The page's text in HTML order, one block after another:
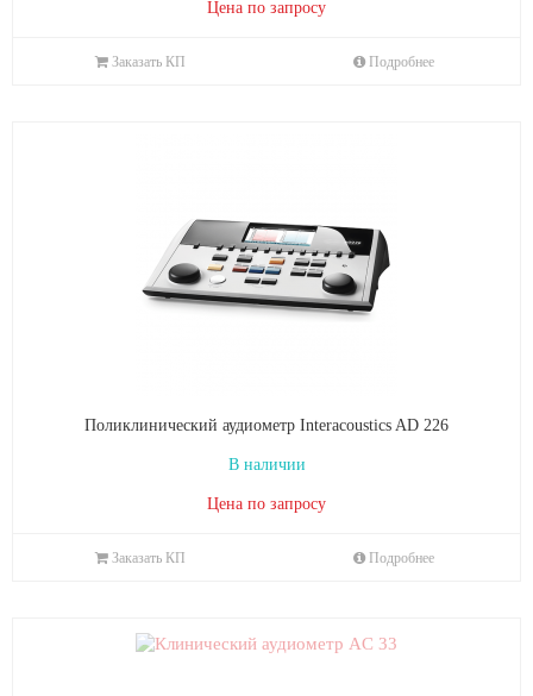
Цена по запросу
Заказать КП Подробнее
Поликлинический аудиометр Interacoustics AD 226
В наличии
Цена по запросу
Заказать КП Подробнее